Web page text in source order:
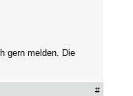
gern melden. Die
#